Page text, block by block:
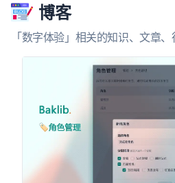
博客
「数字体验」相关的知识、文章